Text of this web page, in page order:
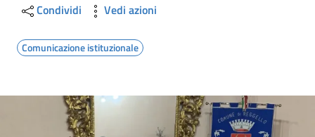
Condividi Vedi azioni
Comunicazione istituzionale